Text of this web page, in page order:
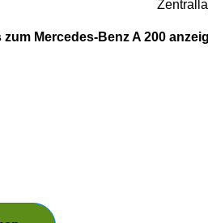
zum Mercedes-Benz A 200